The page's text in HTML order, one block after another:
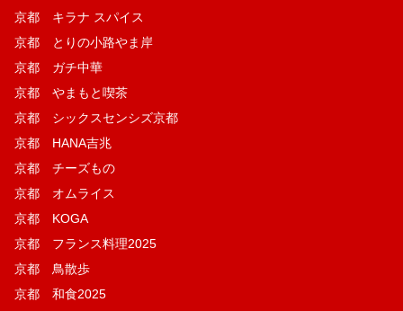
京都 キラナ スパイス
京都 とりの小路やま岸
京都 ガチ中華
京都 やまもと喫茶
京都 シックスセンシズ京都
京都 HANA吉兆
京都 チーズもの
京都 オムライス
京都 KOGA
京都 フランス料理2025
京都 鳥散歩
京都 和食2025